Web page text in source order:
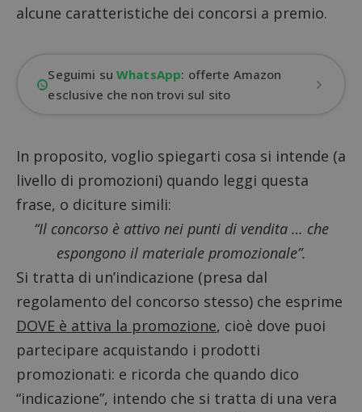
alcune caratteristiche dei concorsi a premio.
Seguimi suWhatsApp: offerte Amazon
esclusive che non trovi sul sito
In proposito, voglio spiegarti cosa si intende (a
livello di promozioni) quando leggi questa
frase, o diciture simili:
“Il concorso è attivo nei punti di vendita … che
espongono il materiale promozionale”.
Si tratta di un’indicazione (presa dal
regolamento del concorso stesso) che esprime
DOVE è attiva la promozione, cioè dove puoi
partecipare acquistando i prodotti
promozionati: e ricorda che quando dico
“indicazione”, intendo che si tratta di una vera